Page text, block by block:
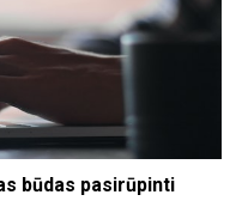
būdas pasirūpinti